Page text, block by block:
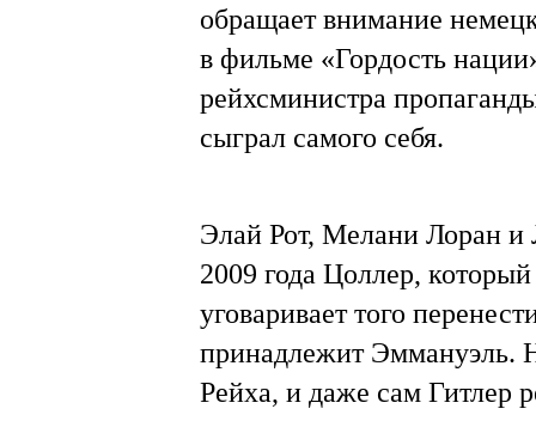
обращает внимание
в фильме «Гордость
рейхсминистра
сыграл самого себя.
Элай Рот, Мелани Лоран и
2009 года Цоллер,
уговаривает того
принадлежит Эммануэль.
Рейха, и даже сам Гитлер